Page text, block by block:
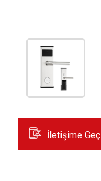
İletişime Geç